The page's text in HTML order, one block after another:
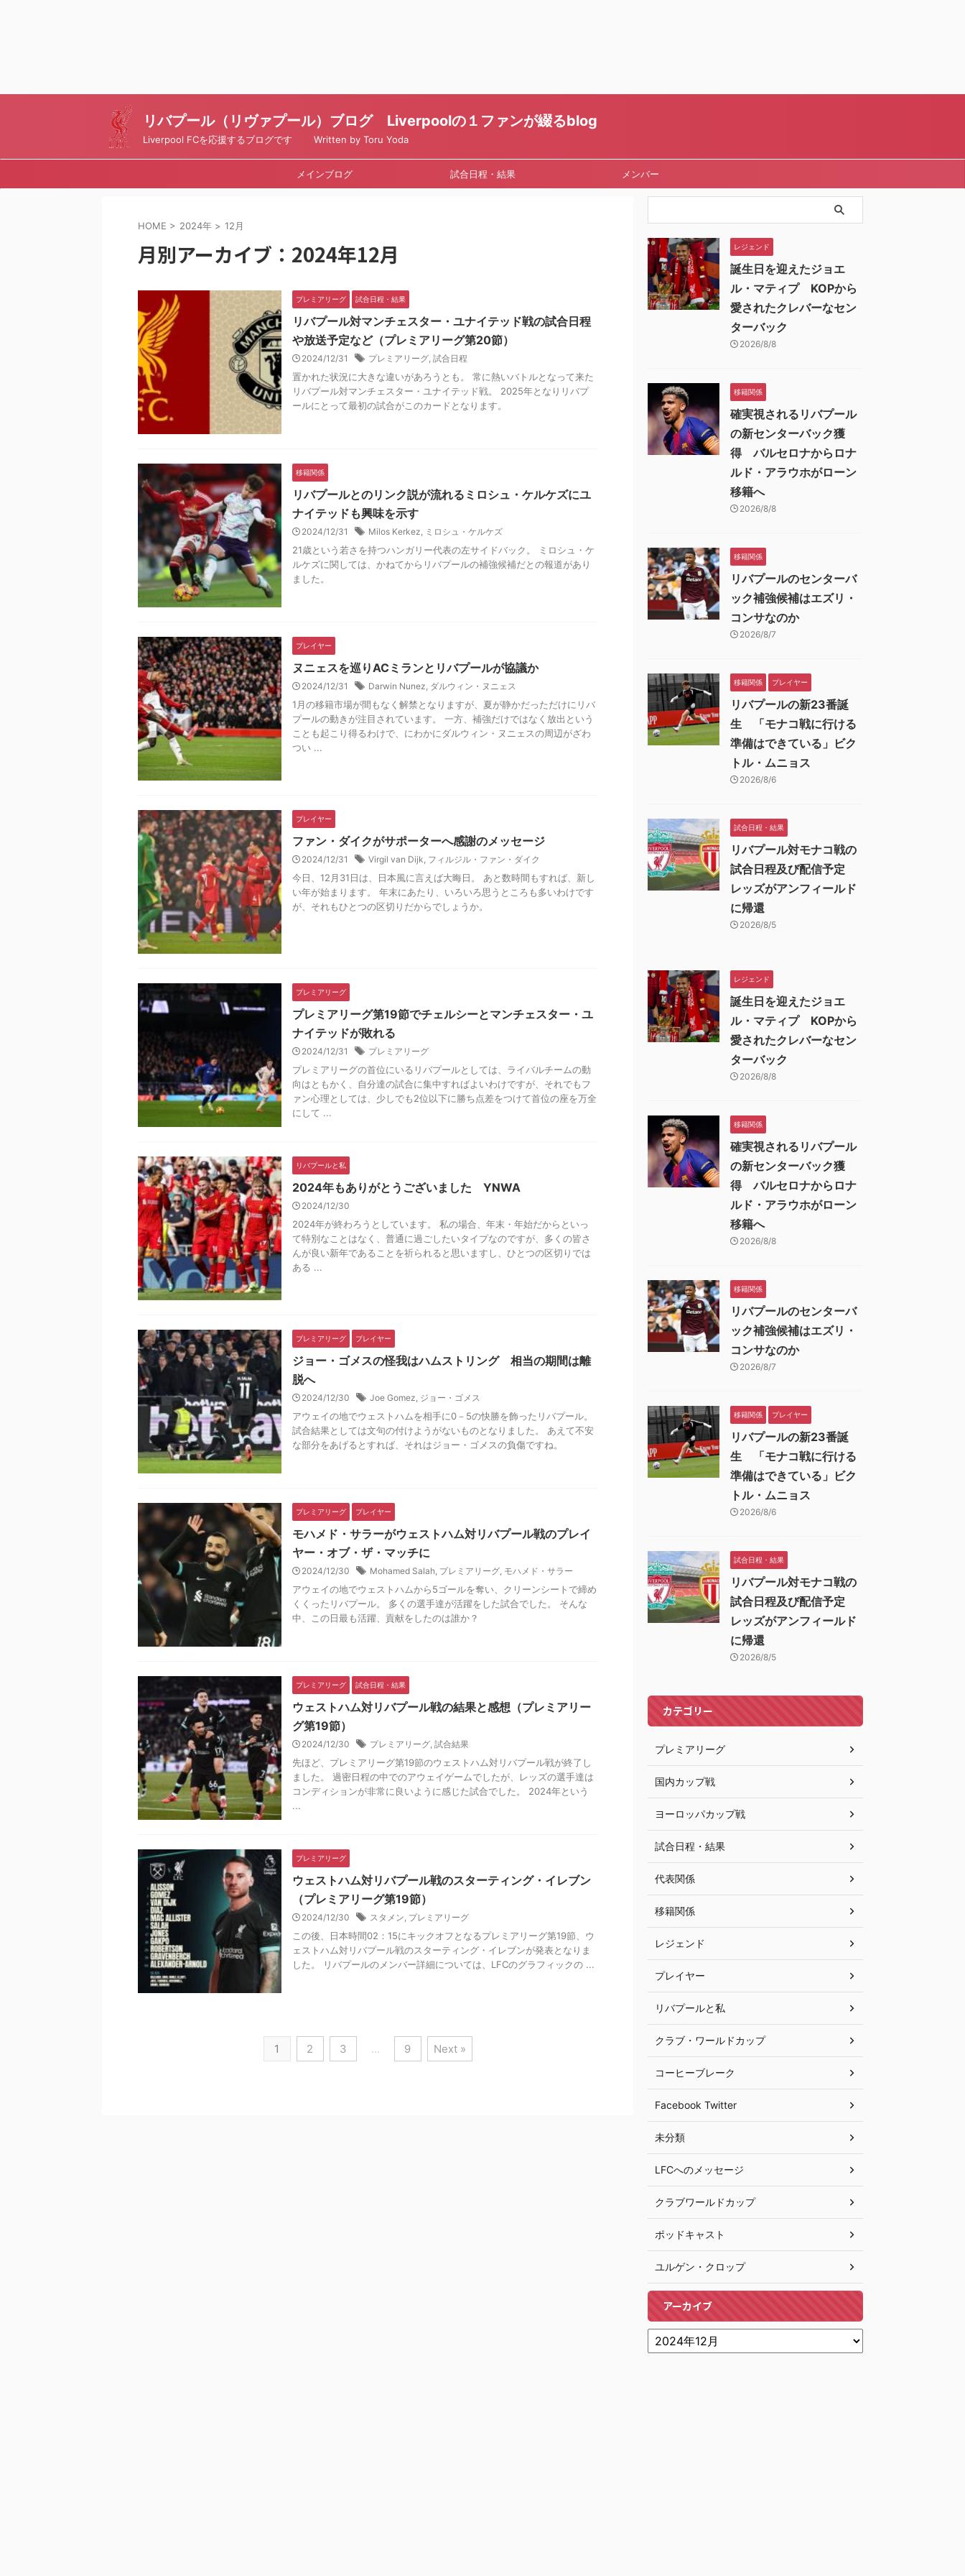
リバプール（リヴァプール）ブログ Liverpoolの１ファンが綴るblog
Liverpool FCを応援するブログです Written by Toru Yoda
メインブログ 試合日程・結果 メンバー
HOME > 2024年 > 12月
月別アーカイブ：2024年12月
プレミアリーグ 試合日程・結果
リバプール対マンチェスター・ユナイテッド戦の試合日程
や放送予定など（プレミアリーグ第20節）
2024/12/31 プレミアリーグ, 試合日程
置かれた状況に大きな違いがあろうとも。 常に熱いバトルとなって来た
リバプール対マンチェスター・ユナイテッド戦。 2025年となりリバプ
ールにとって最初の試合がこのカードとなります。
移籍関係
リバプールとのリンク説が流れるミロシュ・ケルケズにユ
ナイテッドも興味を示す
2024/12/31 Milos Kerkez, ミロシュ・ケルケズ
21歳という若さを持つハンガリー代表の左サイドバック。 ミロシュ・ケ
ルケズに関しては、かねてからリバプールの補強候補だとの報道があり
ました。
プレイヤー
ヌニェスを巡りACミランとリバプールが協議か
2024/12/31 Darwin Nunez, ダルウィン・ヌニェス
1月の移籍市場が間もなく解禁となりますが、夏が静かだっただけにリバ
プールの動きが注目されています。 一方、補強だけではなく放出という
ことも起こり得るわけで、にわかにダルウィン・ヌニェスの周辺がざわ
つい ...
プレイヤー
ファン・ダイクがサポーターへ感謝のメッセージ
2024/12/31 Virgil van Dijk, フィルジル・ファン・ダイク
今日、12月31日は、日本風に言えば大晦日。 あと数時間もすれば、新し
い年が始まります。 年末にあたり、いろいろ思うところも多いわけです
が、それもひとつの区切りだからでしょうか。
プレミアリーグ
プレミアリーグ第19節でチェルシーとマンチェスター・ユ
ナイテッドが敗れる
2024/12/31 プレミアリーグ
プレミアリーグの首位にいるリバプールとしては、ライバルチームの動
向はともかく、自分達の試合に集中すればよいわけですが、それでもフ
ァン心理としては、少しでも2位以下に勝ち点差をつけて首位の座を万全
にして ...
リバプールと私
2024年もありがとうございました YNWA
2024/12/30
2024年が終わろうとしています。 私の場合、年末・年始だからといっ
て特別なことはなく、普通に過ごしたいタイプなのですが、多くの皆さ
んが良い新年であることを祈られると思いますし、ひとつの区切りでは
ある ...
プレミアリーグ プレイヤー
ジョー・ゴメスの怪我はハムストリング 相当の期間は離
脱へ
2024/12/30 Joe Gomez, ジョー・ゴメス
アウェイの地でウェストハムを相手に0－5の快勝を飾ったリバプール。
試合結果としては文句の付けようがないものとなりました。 あえて不安
な部分をあげるとすれば、それはジョー・ゴメスの負傷ですね。
プレミアリーグ プレイヤー
モハメド・サラーがウェストハム対リバプール戦のプレイ
ヤー・オブ・ザ・マッチに
2024/12/30 Mohamed Salah, プレミアリーグ, モハメド・サラー
アウェイの地でウェストハムから5ゴールを奪い、クリーンシートで締め
くくったリバプール。 多くの選手達が活躍をした試合でした。 そんな
中、この日最も活躍、貢献をしたのは誰か？
プレミアリーグ 試合日程・結果
ウェストハム対リバプール戦の結果と感想（プレミアリー
グ第19節）
2024/12/30 プレミアリーグ, 試合結果
先ほど、プレミアリーグ第19節のウェストハム対リバプール戦が終了し
ました。 過密日程の中でのアウェイゲームでしたが、レッズの選手達は
コンディションが非常に良いように感じた試合でした。 2024年という
...
プレミアリーグ
ウェストハム対リバプール戦のスターティング・イレブン
（プレミアリーグ第19節）
2024/12/30 スタメン, プレミアリーグ
この後、日本時間02：15にキックオフとなるプレミアリーグ第19節、ウ
ェストハム対リバプール戦のスターティング・イレブンが発表となりま
した。 リバプールのメンバー詳細については、LFCのグラフィックの ...
1 2 3 … 9 Next »
レジェンド
誕生日を迎えたジョエ
ル・マティプ KOPから
愛されたクレバーなセン
ターバック
2026/8/8
移籍関係
確実視されるリバプール
の新センターバック獲
得 バルセロナからロナ
ルド・アラウホがローン
移籍へ
2026/8/8
移籍関係
リバプールのセンターバ
ック補強候補はエズリ・
コンサなのか
2026/8/7
移籍関係 プレイヤー
リバプールの新23番誕
生 「モナコ戦に行ける
準備はできている」ビク
トル・ムニョス
2026/8/6
試合日程・結果
リバプール対モナコ戦の
試合日程及び配信予定
レッズがアンフィールド
に帰還
2026/8/5
レジェンド
誕生日を迎えたジョエ
ル・マティプ KOPから
愛されたクレバーなセン
ターバック
2026/8/8
移籍関係
確実視されるリバプール
の新センターバック獲
得 バルセロナからロナ
ルド・アラウホがローン
移籍へ
2026/8/8
移籍関係
リバプールのセンターバ
ック補強候補はエズリ・
コンサなのか
2026/8/7
移籍関係 プレイヤー
リバプールの新23番誕
生 「モナコ戦に行ける
準備はできている」ビク
トル・ムニョス
2026/8/6
試合日程・結果
リバプール対モナコ戦の
試合日程及び配信予定
レッズがアンフィールド
に帰還
2026/8/5
カテゴリー
プレミアリーグ
国内カップ戦
ヨーロッパカップ戦
試合日程・結果
代表関係
移籍関係
レジェンド
プレイヤー
リバプールと私
クラブ・ワールドカップ
コーヒーブレーク
Facebook Twitter
未分類
LFCへのメッセージ
クラブワールドカップ
ポッドキャスト
ユルゲン・クロップ
アーカイブ